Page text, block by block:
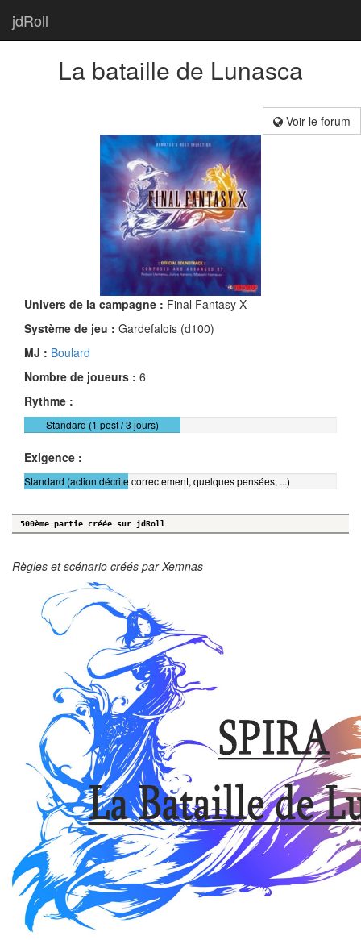
jdRoll
La bataille de Lunasca
Voir le forum
Univers de la campagne : Final Fantasy X
Système de jeu : Gardefalois (d100)
MJ : Boulard
Nombre de joueurs : 6
Rythme :
Standard (1 post / 3 jours)
Exigence :
Standard (action décrite correctement, quelques pensées, ...)
500ème partie créée sur jdRoll
Règles et scénario créés par Xemnas